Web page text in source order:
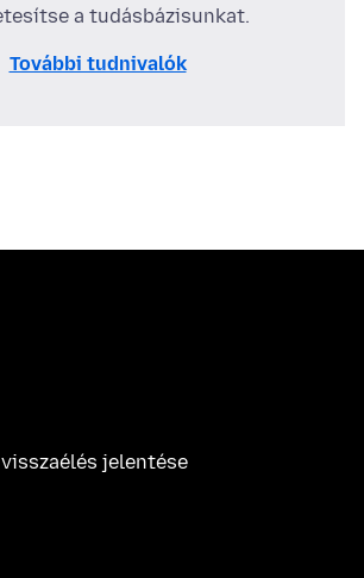
a tudásbázisunkat.
További tudnivalók
jelentése